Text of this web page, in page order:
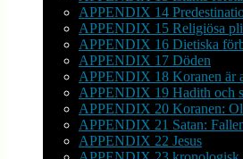
APPENDIX 14
APPENDIX 15 Religiösa
APPENDIX 16 Dietiska
APPENDIX 17 Döden
APPENDIX 18 Koranen är
APPENDIX 19 Hadith och
APPENDIX 20 Koranen:
APPENDIX 21 Satan:
APPENDIX 22 Jesus